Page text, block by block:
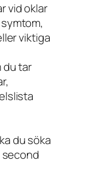
vid oklar
viktiga
du tar
du söka
second